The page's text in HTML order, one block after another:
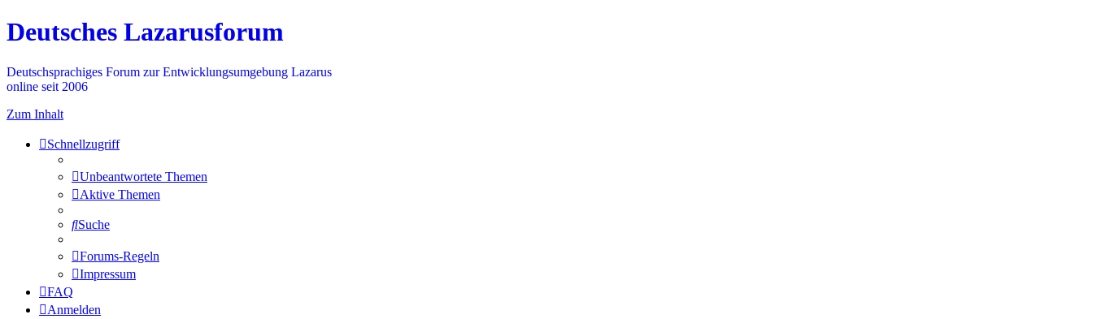
Deutsches Lazarusforum
Deutschsprachiges Forum zur Entwicklungsumgebung Lazarus
online seit 2006
Zum Inhalt
Schnellzugriff
Unbeantwortete Themen
Aktive Themen
Suche
Forums-Regeln
Impressum
FAQ
Anmelden